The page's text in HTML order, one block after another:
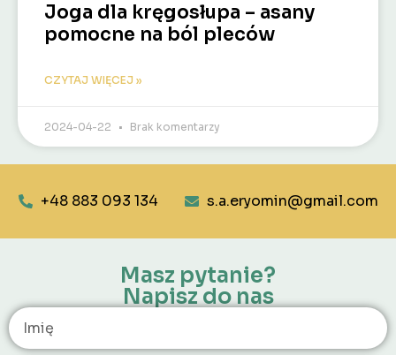
Joga dla kręgosłupa – asany
pomocne na ból pleców
CZYTAJ WIĘCEJ »
2024-04-22 Brak komentarzy
+48 883 093 134 s.a.eryomin@gmail.com
Masz pytanie?
Napisz do nas